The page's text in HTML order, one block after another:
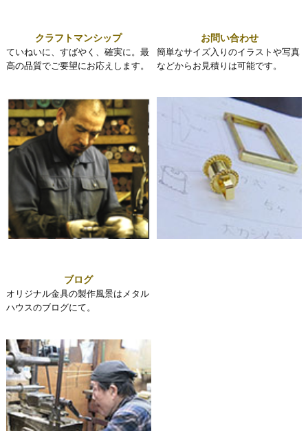
クラフトマンシップ
ていねいに、すばやく、確実に。最
高の品質でご要望にお応えします。
お問い合わせ
簡単なサイズ入りのイラストや写真
などからお見積りは可能です。
ブログ
オリジナル金具の製作風景はメタル
ハウスのブログにて。